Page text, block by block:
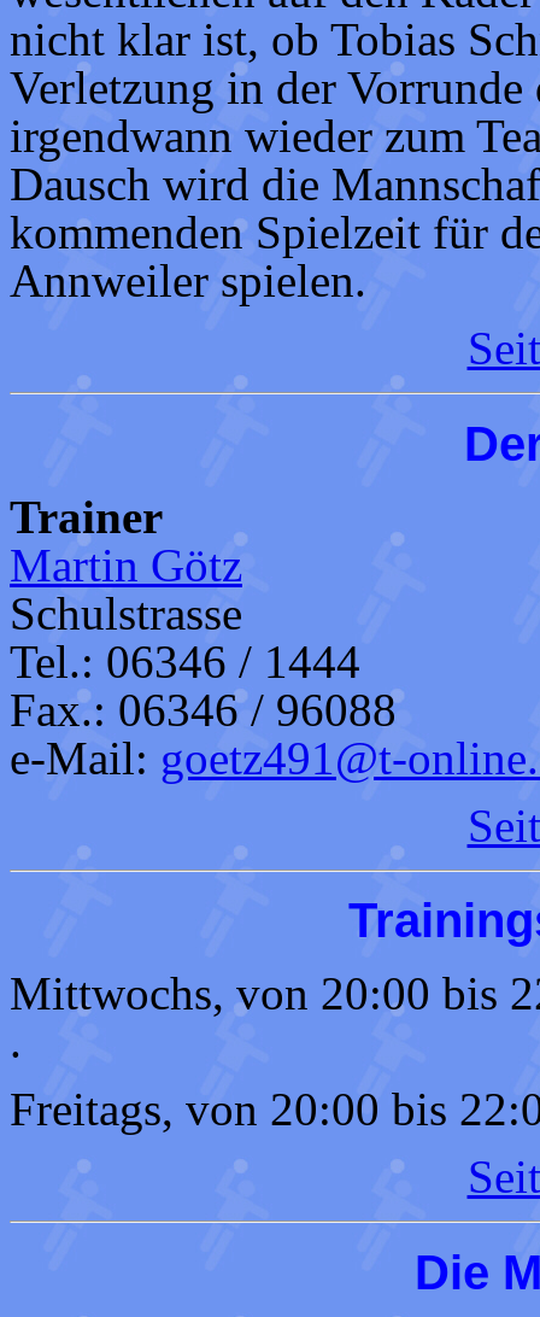
nicht klar ist, ob Tobias
Verletzung in der Vorrunde
irgendwann wieder zum
Dausch wird die
kommenden Spielzeit für
Annweiler spielen.
Trainer
Martin Götz
Schulstrasse
Tel.: 06346 / 1444
Fax.: 06346 / 96088
e-Mail: goetz491@t-
Mittwochs, von 20:00 bis
.
Freitags, von 20:00 bis
Die